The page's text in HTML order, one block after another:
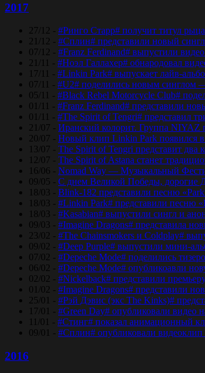
2017
27/12 - #Ринго Старр# получит титул
21/12 - #Сплин# представили новый
07/12 - #Franz Ferdinand# выпустили
21/11 - #Ноэл Галлахер# обнародовал
17/11 - #Linkin Park# выпускает лайв-
07/11 - #U2# поделились новым синглом
05/11 - #Black Rebel Motorcycle Club#
01/11 - #Franz Ferdinand# представили
01/11 - #The Spirit of Tengri# представил
21/07 - Иранский колорит. Группа NIYAZ
20/07 - Новый клип Linkin Park появился в
13/07 - The Spirit of Tengri представит два
12/07 - The Spirit of Astana станет
16/06 - Nomad Way — Музыкальный
09/05 - С днем Великой Победы, дорогие
18/03 - Blink-182 представили песню
18/03 - #Linkin Park# представили песню
18/03 - #Kasabian# выпустили сингл и
09/03 - #Imagine Dragons# представила
23/02 - #The Chainsmokers и Coldplay#
09/02 - #Deep Purple# выпустили мини-
07/02 - #Depeche Mode# поделились
06/02 - #Depeche Mode# опубликоавли
02/02 - #Nickelback# представили
01/02 - #Imagine Dragons# представили
25/01 - #Рэй Дэвис (экс The Kinks)#
17/01 - #Green Day# опубликовали видео
11/01 - #Стинг# показал анимационный
09/01 - #Сплин# опубликовали
2016